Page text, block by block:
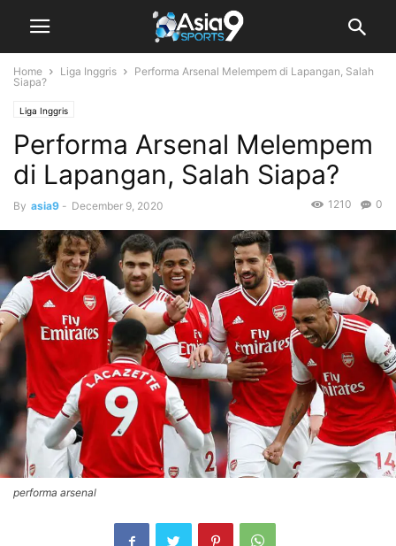
Home Liga Inggris
Performa Arsenal Melempem di Lapangan, Salah
Siapa?
Liga Inggris
Performa Arsenal Melempem
di Lapangan, Salah Siapa?
By asia9 - December 9, 2020 0
1210
performa arsenal